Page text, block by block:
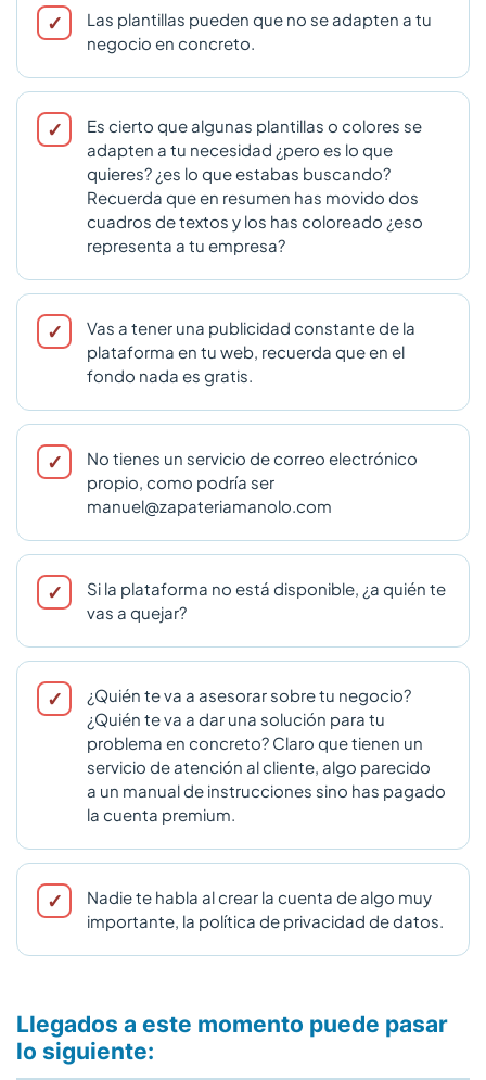
Las plantillas pueden que no se adapten a tu
negocio en concreto.
Es cierto que algunas plantillas o colores se
adapten a tu necesidad ¿pero es lo que
quieres? ¿es lo que estabas buscando?
Recuerda que en resumen has movido dos
cuadros de textos y los has coloreado ¿eso
representa a tu empresa?
Vas a tener una publicidad constante de la
plataforma en tu web, recuerda que en el
fondo nada es gratis.
No tienes un servicio de correo electrónico
propio, como podría ser
manuel@zapateriamanolo.com
Si la plataforma no está disponible, ¿a quién te
vas a quejar?
¿Quién te va a asesorar sobre tu negocio?
¿Quién te va a dar una solución para tu
problema en concreto? Claro que tienen un
servicio de atención al cliente, algo parecido
a un manual de instrucciones sino has pagado
la cuenta premium.
Nadie te habla al crear la cuenta de algo muy
importante, la política de privacidad de datos.
Llegados a este momento puede pasar
lo siguiente: